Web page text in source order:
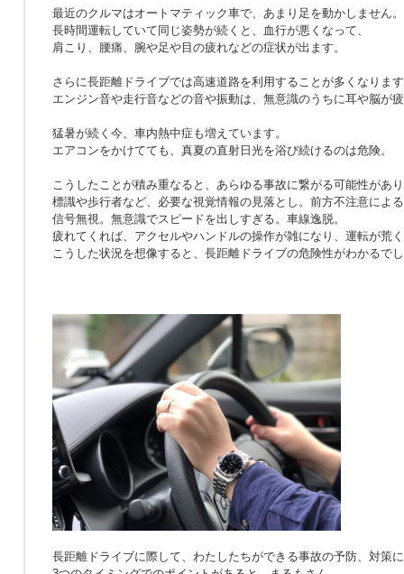
最近のクルマはオートマティック車で、あまり足を動かしません。
長時間運転していて同じ姿勢が続くと、血行が悪くなって、
肩こり、腰痛、腕や足や目の疲れなどの症状が出ます。
さらに長距離ドライブでは高速道路を利用することが多くなりま
エンジン音や走行音などの音や振動は、無意識のうちに耳や脳が
猛暑が続く今、車内熱中症も増えています。
エアコンをかけてても、真夏の直射日光を浴び続けるのは危険。
こうしたことが積み重なると、あらゆる事故に繋がる可能性があ
標識や歩行者など、必要な視覚情報の見落とし。前方不注意によ
信号無視。無意識でスピードを出しすぎる。車線逸脱。
疲れてくれば、アクセルやハンドルの操作が雑になり、運転が荒
こうした状況を想像すると、長距離ドライブの危険性がわかるで
長距離ドライブに際して、わたしたちができる事故の予防、対策